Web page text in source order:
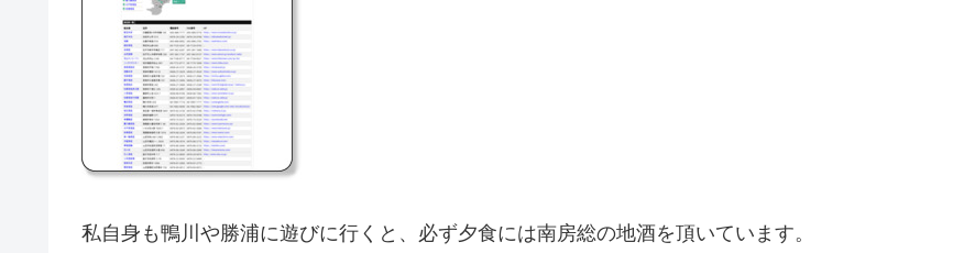
私自身も鴨川や勝浦に遊びに行くと、必ず夕食には南房総の地酒を頂いています。